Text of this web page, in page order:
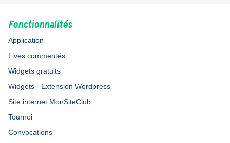
Fonctionnalités
Application
Lives commentés
Widgets gratuits
Widgets - Extension Wordpress
Site internet MonSiteClub
Tournoi
Convocations